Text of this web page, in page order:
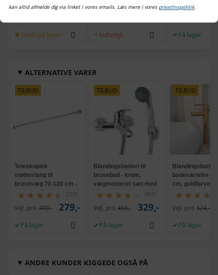
Snart på lager Udsolgt På lager
ALTERNATIVE VARER
TILBUD
Teleskopisk
støttestang til
brusevæg 70-120 cm -
rustfrit stål, sølvfarvet
(125)
Vejl. pris 400,- 279,-
På lager
TILBUD
Blandingsbatteri til
brusebad - krom,
vægmonteret sæt med
håndbruser
(355)
Vejl. pris 466,- 329,-
På lager
TILBUD
badeværelse -
cm, guldfarvet
Vejl. pris 524,-
På lager
ANDRE KUNDER KIGGEDE OGSÅ PÅ
kan altid afmelde dig via linket i vores emails. Læs mere i vores privatlivspolitik.